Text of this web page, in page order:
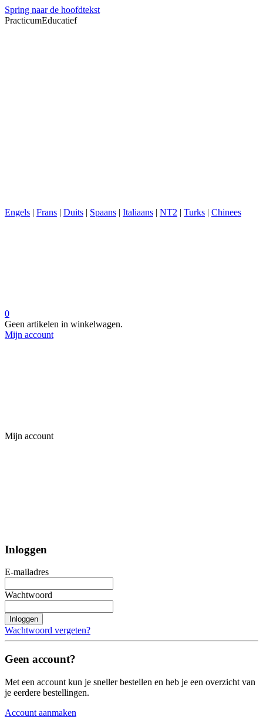
Spring naar de hoofdtekst
PracticumEducatief
Engels | Frans | Duits | Spaans | Italiaans | NT2 | Turks | Chinees
0
Geen artikelen in winkelwagen.
Mijn account
Mijn account
Inloggen
E-mailadres
Wachtwoord
Inloggen
Wachtwoord vergeten?
Geen account?
Met een account kun je sneller bestellen en heb je een overzicht van
je eerdere bestellingen.
Account aanmaken